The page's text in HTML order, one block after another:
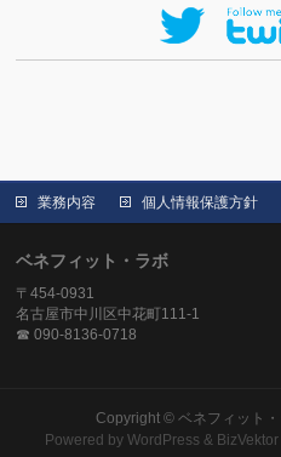
業務内容 個人情報保護方針
ベネフィット・ラボ
〒454-0931
名古屋市中川区中花町111-1
☎ 090-8136-0718
Copyright © ベネフィット
Powered byWordPress &